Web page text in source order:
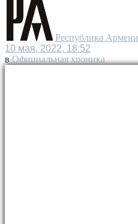
Республика
10 мая, 2022, 18:52
в Официальная хроника